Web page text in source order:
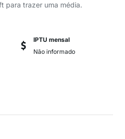
para trazer uma média.
IPTU mensal
Não informado